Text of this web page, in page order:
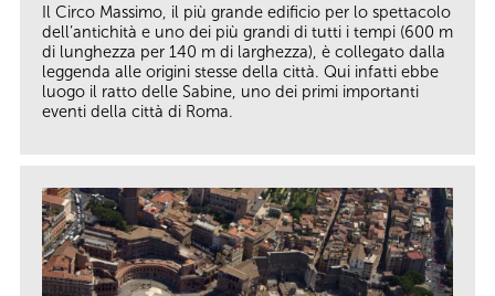
Il Circo Massimo, il più grande edificio per lo spettacolo
dell’antichità e uno dei più grandi di tutti i tempi (600 m
di lunghezza per 140 m di larghezza), è collegato dalla
leggenda alle origini stesse della città. Qui infatti ebbe
luogo il ratto delle Sabine, uno dei primi importanti
eventi della città di Roma.